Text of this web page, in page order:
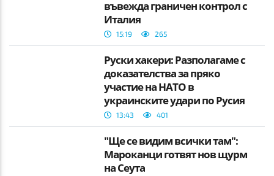
въвежда граничен контрол с
Италия
15:19 265
Руски хакери: Разполагаме с
доказателства за пряко
участие на НАТО в
украинските удари по Русия
13:43 401
"Ще се видим всички там":
Мароканци готвят нов щурм
на Сеута